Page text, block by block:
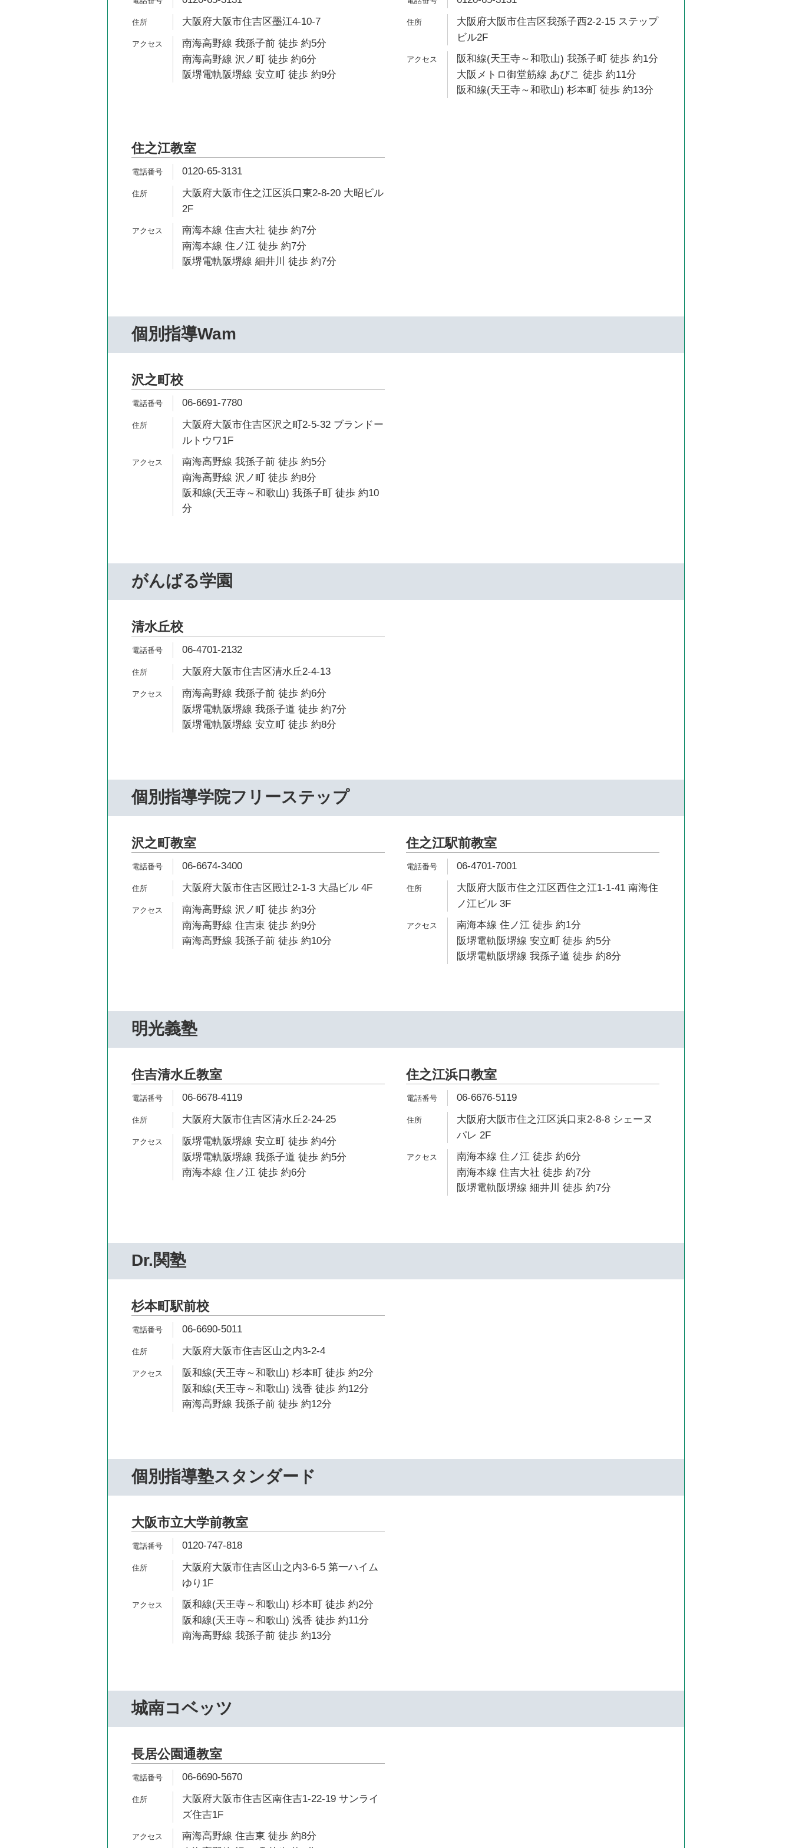
大阪府大阪市住吉区墨江4-10-7
南海高野線 我孫子前 徒歩 約5分
南海高野線 沢ノ町 徒歩 約6分
阪堺電軌阪堺線 安立町 徒歩 約9分
大阪府大阪市住吉区我孫子西2-2-15 ステップ
ビル2F
阪和線(天王寺～和歌山) 我孫子町 徒歩 約1分
大阪メトロ御堂筋線 あびこ 徒歩 約11分
阪和線(天王寺～和歌山) 杉本町 徒歩 約13分
住之江教室
0120-65-3131
大阪府大阪市住之江区浜口東2-8-20 大昭ビル
2F
南海本線 住吉大社 徒歩 約7分
南海本線 住ノ江 徒歩 約7分
阪堺電軌阪堺線 細井川 徒歩 約7分
個別指導Wam
沢之町校
06-6691-7780
大阪府大阪市住吉区沢之町2-5-32 ブランドー
ルトウワ1F
南海高野線 我孫子前 徒歩 約5分
南海高野線 沢ノ町 徒歩 約8分
阪和線(天王寺～和歌山) 我孫子町 徒歩 約10
分
がんばる学園
清水丘校
06-4701-2132
大阪府大阪市住吉区清水丘2-4-13
南海高野線 我孫子前 徒歩 約6分
阪堺電軌阪堺線 我孫子道 徒歩 約7分
阪堺電軌阪堺線 安立町 徒歩 約8分
個別指導学院フリーステップ
沢之町教室
06-6674-3400
大阪府大阪市住吉区殿辻2-1-3 大晶ビル 4F
南海高野線 沢ノ町 徒歩 約3分
南海高野線 住吉東 徒歩 約9分
南海高野線 我孫子前 徒歩 約10分
住之江駅前教室
06-4701-7001
大阪府大阪市住之江区西住之江1-1-41 南海住
ノ江ビル 3F
南海本線 住ノ江 徒歩 約1分
阪堺電軌阪堺線 安立町 徒歩 約5分
阪堺電軌阪堺線 我孫子道 徒歩 約8分
明光義塾
住吉清水丘教室
06-6678-4119
大阪府大阪市住吉区清水丘2-24-25
阪堺電軌阪堺線 安立町 徒歩 約4分
阪堺電軌阪堺線 我孫子道 徒歩 約5分
南海本線 住ノ江 徒歩 約6分
住之江浜口教室
06-6676-5119
大阪府大阪市住之江区浜口東2-8-8 シェーヌ
パレ 2F
南海本線 住ノ江 徒歩 約6分
南海本線 住吉大社 徒歩 約7分
阪堺電軌阪堺線 細井川 徒歩 約7分
Dr.関塾
杉本町駅前校
06-6690-5011
大阪府大阪市住吉区山之内3-2-4
阪和線(天王寺～和歌山) 杉本町 徒歩 約2分
阪和線(天王寺～和歌山) 浅香 徒歩 約12分
南海高野線 我孫子前 徒歩 約12分
個別指導塾スタンダード
大阪市立大学前教室
0120-747-818
大阪府大阪市住吉区山之内3-6-5 第一ハイム
ゆり1F
阪和線(天王寺～和歌山) 杉本町 徒歩 約2分
阪和線(天王寺～和歌山) 浅香 徒歩 約11分
南海高野線 我孫子前 徒歩 約13分
城南コベッツ
長居公園通教室
06-6690-5670
大阪府大阪市住吉区南住吉1-22-19 サンライ
ズ住吉1F
南海高野線 住吉東 徒歩 約8分